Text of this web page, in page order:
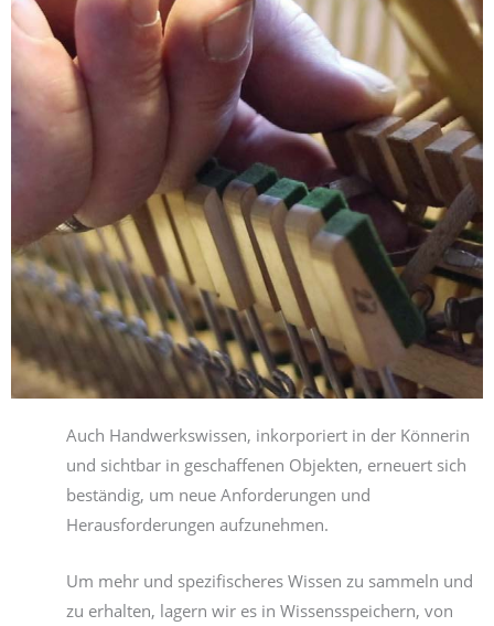
Auch Handwerkswissen, inkorporiert in der Könnerin
und sichtbar in geschaffenen Objekten, erneuert sich
beständig, um neue Anforderungen und
Herausforderungen aufzunehmen.
Um mehr und spezifischeres Wissen zu sammeln und
zu erhalten, lagern wir es in Wissensspeichern, von